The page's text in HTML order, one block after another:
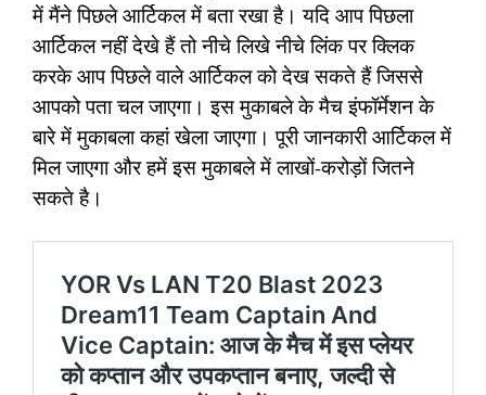
में मैंने पिछले आर्टिकल में बता रखा है। यदि आप पिछला
आर्टिकल नहीं देखे हैं तो नीचे लिखे नीचे लिंक पर क्लिक
करके आप पिछले वाले आर्टिकल को देख सकते हैं जिससे
आपको पता चल जाएगा। इस मुकाबले के मैच इंफॉर्मेशन के
बारे में मुकाबला कहां खेला जाएगा। पूरी जानकारी आर्टिकल में
मिल जाएगा और हमें इस मुकाबले में लाखों-करोड़ों जितने
सकते है।